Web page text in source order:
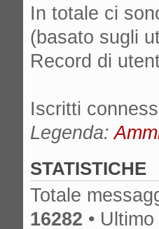
gio ago 01,
edmondo
»lA
dom lug 14,
nikman» Se
gio lug 04, 2024
masdau»ciao
cassa lato sotto.
In totale ci
(basato sugli
Record di
Iscritti
Legenda:
STATISTICHE
Totale
16282 •